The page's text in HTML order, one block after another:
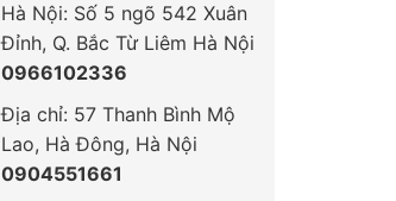
Hà Nội: Số 5 ngõ 542 Xuân
Đỉnh, Q. Bắc Từ Liêm Hà Nội
0966102336
Địa chỉ: 57 Thanh Bình Mộ
Lao, Hà Đông, Hà Nội
0904551661